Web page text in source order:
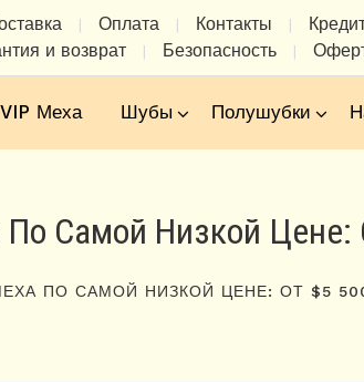
| Оплата | Контакты |
и возврат | Безопасность |
VIP Меха Шубы Полушубки
По Самой Низкой Цене:
ПО САМОЙ НИЗКОЙ ЦЕНЕ: ОТ $5